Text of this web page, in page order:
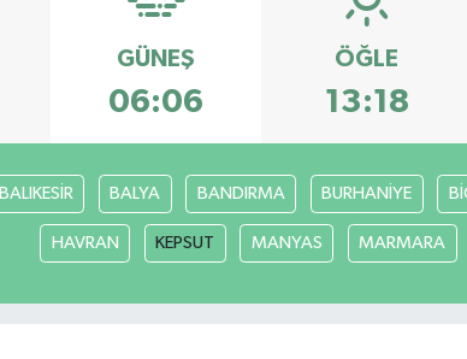
GÜNEŞ
06:06
ÖĞLE
13:18
BALIKESİR BALYA BANDIRMA BURHANİYE
HAVRAN KEPSUT MANYAS MARMARA